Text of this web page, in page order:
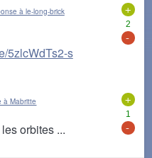
+
2
-
à le-long-brick
5zlcWdTs2-s
+
1
-
à Mabritte
orbites ...